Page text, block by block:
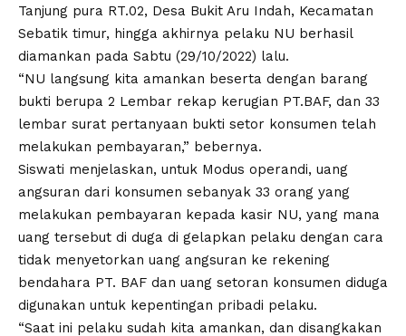
Tanjung pura RT.02, Desa Bukit Aru Indah, Kecamatan
Sebatik timur, hingga akhirnya pelaku NU berhasil
diamankan pada Sabtu (29/10/2022) lalu.
“NU langsung kita amankan beserta dengan barang
bukti berupa 2 Lembar rekap kerugian PT.BAF, dan 33
lembar surat pertanyaan bukti setor konsumen telah
melakukan pembayaran,” bebernya.
Siswati menjelaskan, untuk Modus operandi, uang
angsuran dari konsumen sebanyak 33 orang yang
melakukan pembayaran kepada kasir NU, yang mana
uang tersebut di duga di gelapkan pelaku dengan cara
tidak menyetorkan uang angsuran ke rekening
bendahara PT. BAF dan uang setoran konsumen diduga
digunakan untuk kepentingan pribadi pelaku.
“Saat ini pelaku sudah kita amankan, dan disangkakan